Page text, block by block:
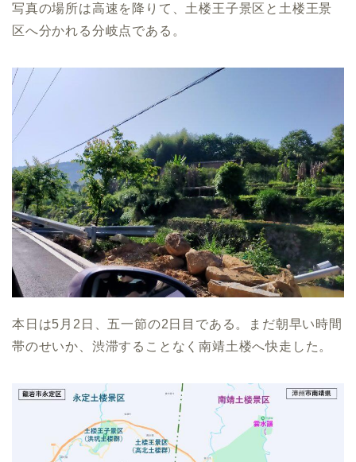
写真の場所は高速を降りて、土楼王子景区と土楼王景
区へ分かれる分岐点である。
本日は5月2日、五一節の2日目である。まだ朝早い時間
帯のせいか、渋滞することなく南靖土楼へ快走した。